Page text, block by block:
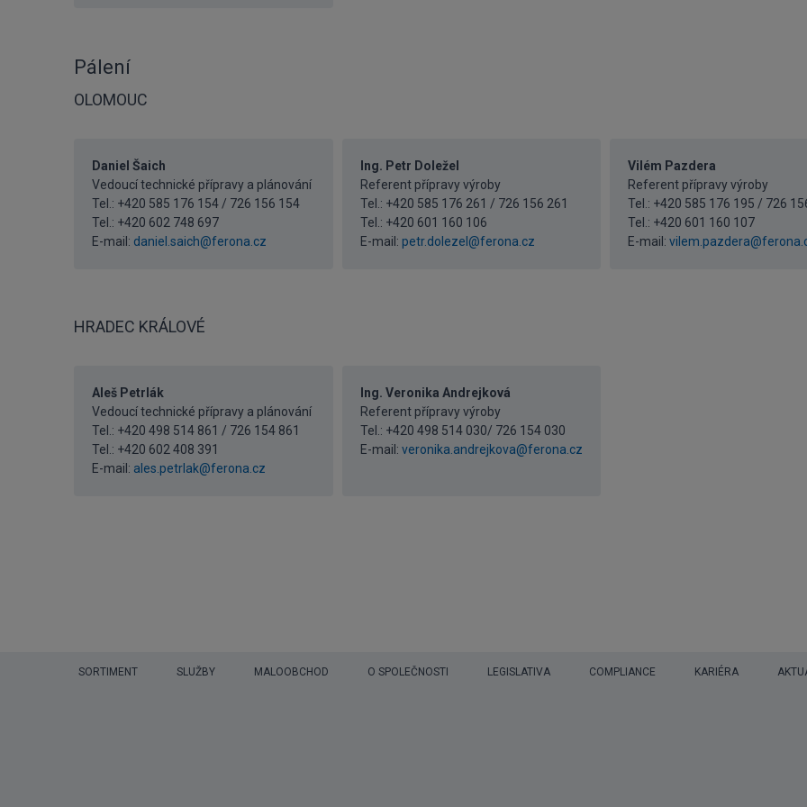
Pálení
OLOMOUC
Daniel Šaich
Vedoucí technické přípravy a plánování
Tel.: +420 585 176 154 / 726 156 154
Tel.: +420 602 748 697
E-mail: daniel.saich@ferona.cz
Ing. Petr Doležel
Referent přípravy výroby
Tel.: +420 585 176 261 / 726 156 261
Tel.: +420 601 160 106
E-mail: petr.dolezel@ferona.cz
Vilém Pazdera
Referent přípravy výroby
Tel.: +420 585 176 195 / 726
Tel.: +420 601 160 107
E-mail:
HRADEC KRÁLOVÉ
Aleš Petrlák
Vedoucí technické přípravy a plánování
Tel.: +420 498 514 861 / 726 154 861
Tel.: +420 602 408 391
E-mail: ales.petrlak@ferona.cz
Ing. Veronika Andrejková
Referent přípravy výroby
Tel.: +420 498 514 030/ 726 154 030
E-mail: veronika.andrejkova@ferona.cz
SORTIMENT SLUŽBY MALOOBCHOD O SPOLEČNOSTI LEGISLATIVA COMPLIANCE KARIÉRA